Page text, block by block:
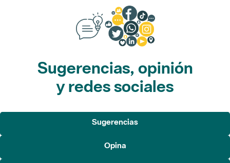
Sugerencias, opinión
y redes sociales
Sugerencias
Opina